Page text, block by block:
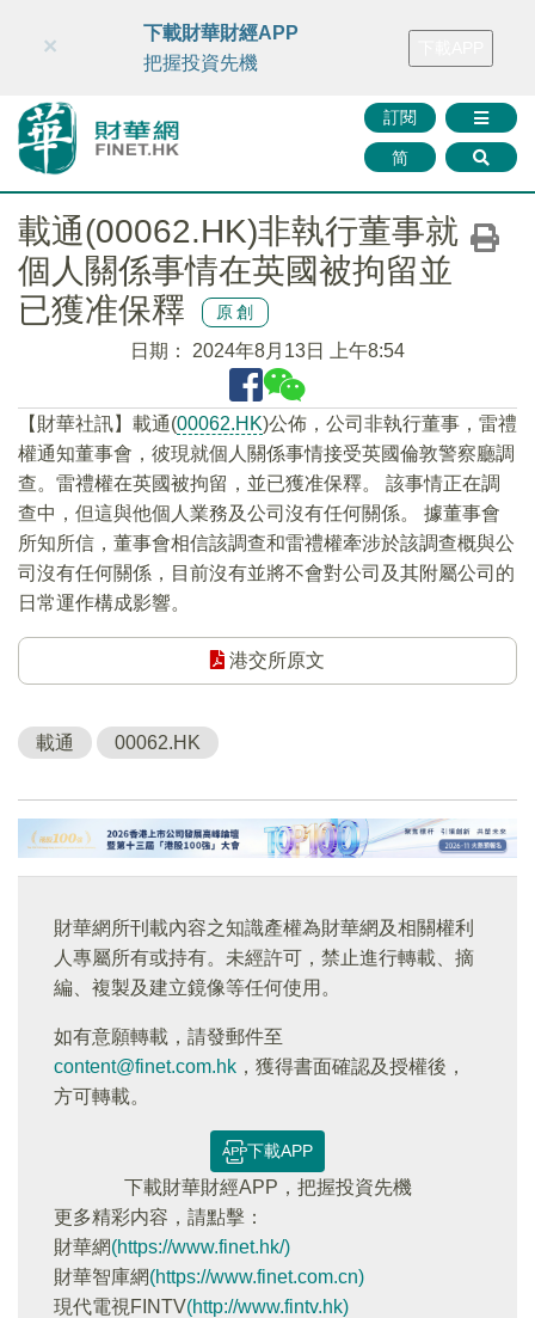
財華智庫網 FINTV FINMETA 財華證券 媒體矩陣
訂閱
简
×
下載財華財經APP
把握投資先機
載通(00062.HK)非執行董事就
個人關係事情在英國被拘留並
已獲准保釋
原創
日期： 2024年8月13日 上午8:54
【財華社訊】載通(00062.HK)公佈，公司非執行董事，雷禮
權通知董事會，彼現就個人關係事情接受英國倫敦警察廳調
查。雷禮權在英國被拘留，並已獲准保釋。 該事情正在調
查中，但這與他個人業務及公司沒有任何關係。 據董事會
所知所信，董事會相信該調查和雷禮權牽涉於該調查概與公
司沒有任何關係，目前沒有並將不會對公司及其附屬公司的
日常運作構成影響。
港交所原文
載通 00062.HK
財華網所刊載內容之知識產權為財華網及相關權利
人專屬所有或持有。未經許可，禁止進行轉載、摘
編、複製及建立鏡像等任何使用。
如有意願轉載，請發郵件至
content@finet.com.hk ，獲得書面確認及授權後，
方可轉載。
下載APP
下載財華財經APP，把握投資先機
更多精彩内容，請點擊：
財華網(https://www.finet.hk/)
財華智庫網(https://www.finet.com.cn)
現代電視FINTV(http://www.fintv.hk)